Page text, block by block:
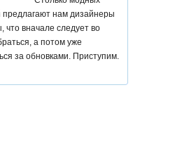
предлагают нам дизайнеры
что вначале следует во
а потом уже
за обновками. Приступим.